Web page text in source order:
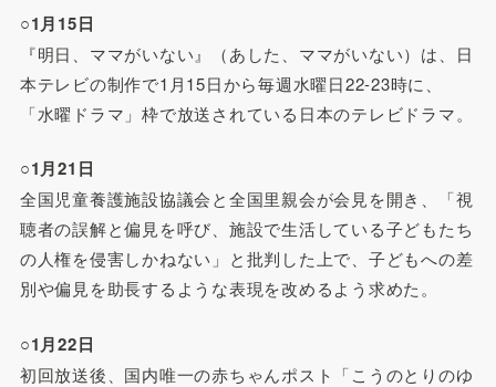
○1月15日
『明日、ママがいない』（あした、ママがいない）は、日
本テレビの制作で1月15日から毎週水曜日22-23時に、
「水曜ドラマ」枠で放送されている日本のテレビドラマ。
○1月21日
全国児童養護施設協議会と全国里親会が会見を開き、「視
聴者の誤解と偏見を呼び、施設で生活している子どもたち
の人権を侵害しかねない」と批判した上で、子どもへの差
別や偏見を助長するような表現を改めるよう求めた。
○1月22日
初回放送後、国内唯一の赤ちゃんポスト「こうのとりのゆ